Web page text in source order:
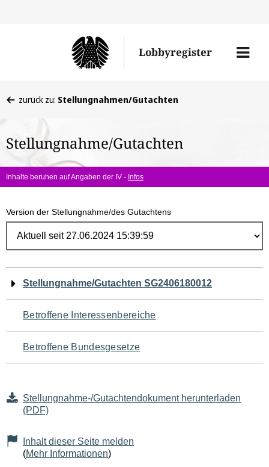
Lobbyregister
Menü
befinden
hier:
zurück zu: Stellungnahmen/Gutachten
Stellungnahme/Gutachten
Inhalte beruhen auf Angaben der IV - Infos
Version der Stellungnahme/des Gutachtens
Navigation
für
den
Seiteninhalt
Stellungnahme/Gutachten SG2406180012
Betroffene Interessenbereiche
Betroffene Bundesgesetze
Stellungnahme-/Gutachtendokument herunterladen
(PDF)
Inhalt dieser Seite melden
(Mehr Informationen)